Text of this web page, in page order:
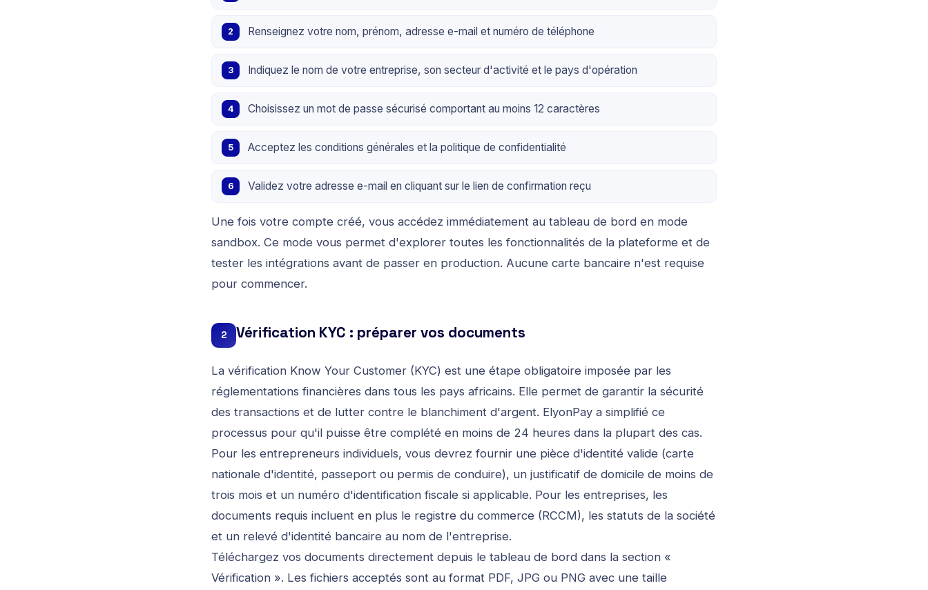
Renseignez votre nom, prénom, adresse e-mail et numéro de téléphone
Indiquez le nom de votre entreprise, son secteur d'activité et le pays d'opération
Choisissez un mot de passe sécurisé comportant au moins 12 caractères
Acceptez les conditions générales et la politique de confidentialité
Validez votre adresse e-mail en cliquant sur le lien de confirmation reçu
Une fois votre compte créé, vous accédez immédiatement au tableau de bord en mode
sandbox. Ce mode vous permet d'explorer toutes les fonctionnalités de la plateforme et de
tester les intégrations avant de passer en production. Aucune carte bancaire n'est requise
pour commencer.
2 Vérification KYC : préparer vos documents
La vérification Know Your Customer (KYC) est une étape obligatoire imposée par les
réglementations financières dans tous les pays africains. Elle permet de garantir la sécurité
des transactions et de lutter contre le blanchiment d'argent. ElyonPay a simplifié ce
processus pour qu'il puisse être complété en moins de 24 heures dans la plupart des cas.
Pour les entrepreneurs individuels, vous devrez fournir une pièce d'identité valide (carte
nationale d'identité, passeport ou permis de conduire), un justificatif de domicile de moins de
trois mois et un numéro d'identification fiscale si applicable. Pour les entreprises, les
documents requis incluent en plus le registre du commerce (RCCM), les statuts de la société
et un relevé d'identité bancaire au nom de l'entreprise.
Téléchargez vos documents directement depuis le tableau de bord dans la section «
Vérification ». Les fichiers acceptés sont au format PDF, JPG ou PNG avec une taille